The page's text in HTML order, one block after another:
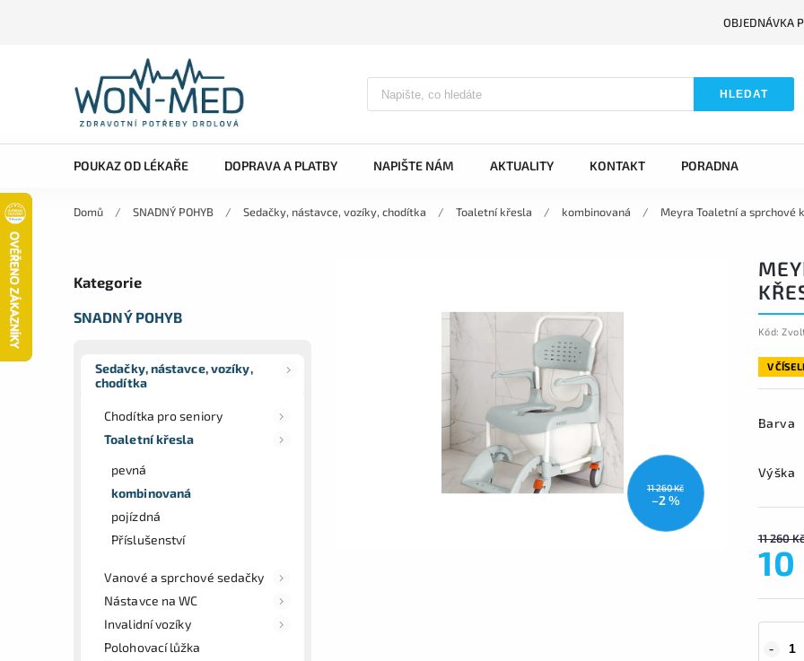
OBJEDNÁVKA
HLEDAT
POUKAZ OD LÉKAŘE DOPRAVA A PLATBY NAPIŠTE NÁM AKTUALITY KONTAKT PORADNA
Domů / SNADNÝ POHYB / Sedačky, nástavce, vozíky, chodítka / Toaletní křesla / kombinovaná / Meyra Toaletní a sprchové
Kategorie
SNADNÝ POHYB
Sedačky, nástavce, vozíky,
chodítka
Chodítka pro seniory
Toaletní křesla
pevná
kombinovaná
pojízdná
Příslušenství
Vanové a sprchové sedačky
Nástavce na WC
Invalidní vozíky
Polohovací lůžka
11 260 Kč
–2 %
Kód:
V
Barva
Výška
11 260 Kč